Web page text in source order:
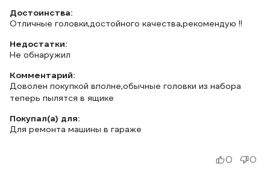
Достоинства:
Отличные головки,достойного качества,рекомендую !!
Недостатки:
Не обнаружил
Комментарий:
Доволен покупкой вполне,обычные головки из набора
теперь пылятся в ящике
Покупал(а) для:
Для ремонта машины в гараже
0 0